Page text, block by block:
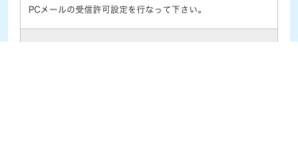
PCメールの受信許可設定を行なって下さい。